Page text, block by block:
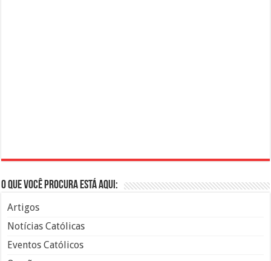
O que você procura está aqui:
Artigos
Notícias Católicas
Eventos Católicos